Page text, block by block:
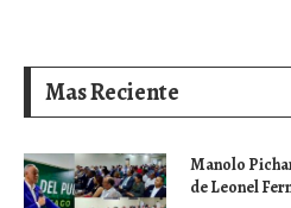
Mas Reciente
Manolo
de Leonel